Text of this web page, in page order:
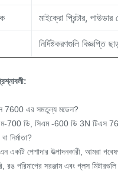
মাইক্রো প্রিন্টার, পাউডার
নির্দিষ্টকরণগুলি বিজ্ঞপ্তি
7600 এর সমতুল্য মডেল?
700 ডি, সিএম -600 ডি 3N টিএস
নির্মাতা?
পেশাদার উত্পাদনকারী, আমরা
রঙ পরিমাপের সরঞ্জাম এবং গ্লস